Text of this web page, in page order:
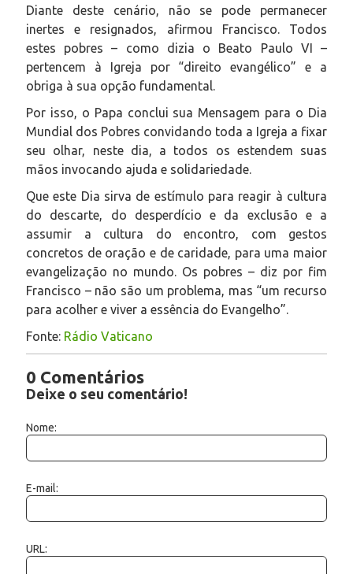
Diante deste cenário, não se pode permanecer
inertes e resignados, afirmou Francisco. Todos
estes pobres – como dizia o Beato Paulo VI –
pertencem à Igreja por “direito evangélico” e a
obriga à sua opção fundamental.
Por isso, o Papa conclui sua Mensagem para o Dia
Mundial dos Pobres convidando toda a Igreja a fixar
seu olhar, neste dia, a todos os estendem suas
mãos invocando ajuda e solidariedade.
Que este Dia sirva de estímulo para reagir à cultura
do descarte, do desperdício e da exclusão e a
assumir a cultura do encontro, com gestos
concretos de oração e de caridade, para uma maior
evangelização no mundo. Os pobres – diz por fim
Francisco – não são um problema, mas “um recurso
para acolher e viver a essência do Evangelho”.
Fonte: Rádio Vaticano
0 Comentários
Deixe o seu comentário!
Nome:
E-mail:
URL: